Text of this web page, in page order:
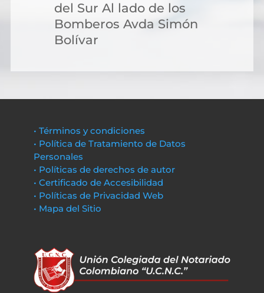
del Sur Al lado de los
Bomberos Avda Simón
Bolívar
• Términos y condiciones
• Política de Tratamiento de Datos
Personales
• Políticas de derechos de autor
• Certificado de Accesibilidad
• Políticas de Privacidad Web
• Mapa del Sitio